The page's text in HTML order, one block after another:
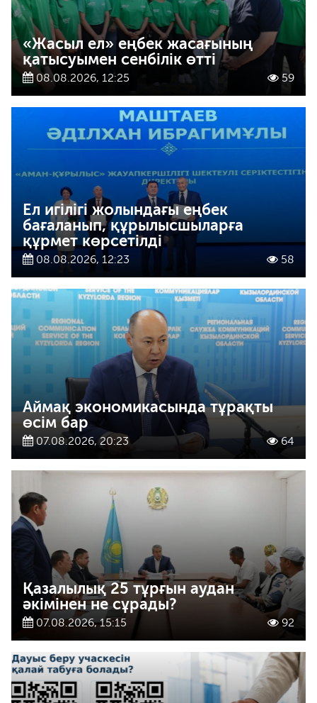
«Жасыл ел» еңбек жасағының
қатысуымен сенбілік өтті
08.08.2026, 12:25 59
Ел игілігі жолындағы еңбек
бағаланып, құрылысшыларға
құрмет көрсетілді
08.08.2026, 12:23 58
Аймақ экономикасында тұрақты
өсім бар
07.08.2026, 20:23 64
Қазалылық 25 тұрғын аудан
әкімінен не сұрады?
07.08.2026, 15:15 92